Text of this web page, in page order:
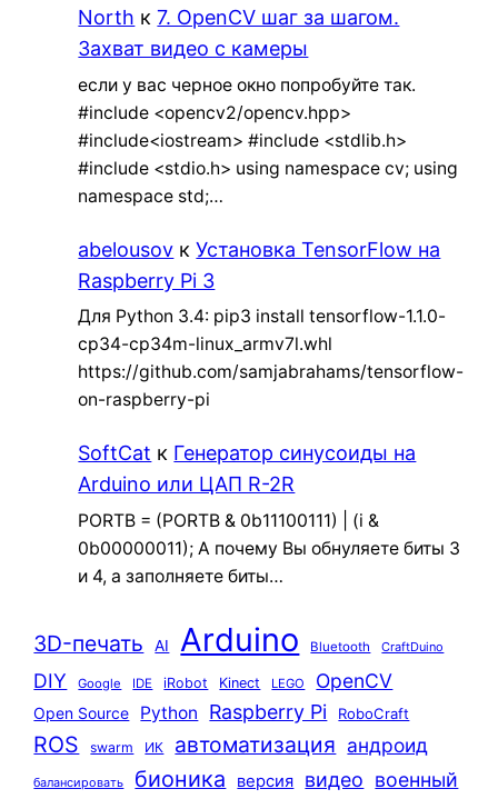
North к7. OpenCV шаг за шагом.
Захват видео с камеры
если у вас черное окно попробуйте так.
#include <opencv2/opencv.hpp>
#include<iostream> #include <stdlib.h>
#include <stdio.h> using namespace cv; using
namespace std;…
abelousov кУстановка TensorFlow на
Raspberry Pi 3
Для Python 3.4: pip3 install tensorflow-1.1.0-
cp34-cp34m-linux_armv7l.whl
https://github.com/samjabrahams/tensorflow-
on-raspberry-pi
SoftCat к Генератор синусоиды на
Arduino или ЦАП R-2R
PORTB = (PORTB & 0b11100111) | (i &
0b00000011); А почему Вы обнуляете биты 3
и 4, а заполняете биты…
3D-печать AI Arduino Bluetooth CraftDuino
DIY Google IDE iRobot Kinect LEGO OpenCV
Open Source Python Raspberry Pi RoboCraft
ROS swarm ИК автоматизация андроид
балансировать бионика версия видео военный